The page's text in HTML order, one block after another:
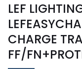
LEF
CHARGE
FF/